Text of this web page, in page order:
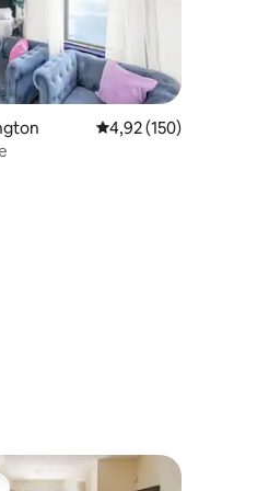
192 omtaler
4,92 ud af 5 i
4,92 (150)